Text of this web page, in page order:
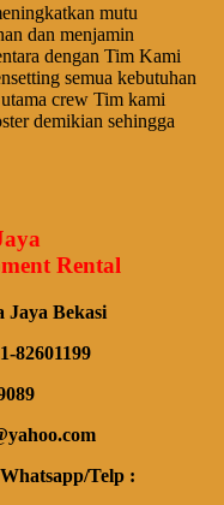
mutu
dan menjamin
dengan Tim Kami
semua kebutuhan
crew Tim kami
demikian sehingga
Rental
Jaya Bekasi
82601199
Telp :